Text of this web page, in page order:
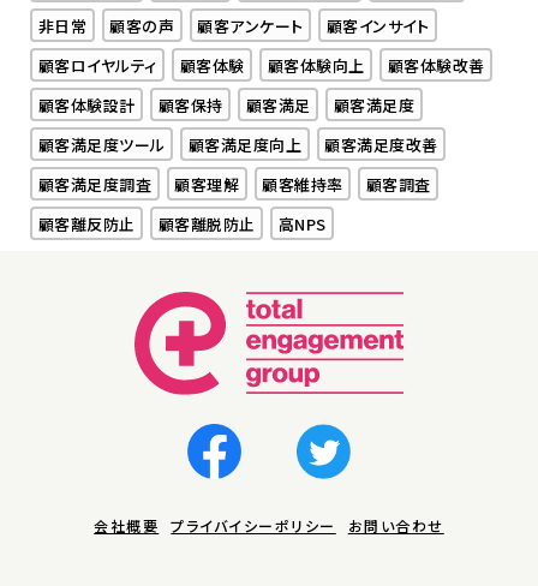
非日常
顧客の声 顧客アンケート
顧客インサイト
顧客ロイヤルティ
顧客体験 顧客体験向上
顧客体験改善
顧客体験設計
顧客保持 顧客満足
顧客満足度
顧客満足度ツール
顧客満足度向上
顧客満足度改善
顧客満足度調査
顧客理解 顧客維持率
顧客調査
顧客離反防止
顧客離脱防止 高NPS
会社概要 プライバイシーポリシー お問い合わせ